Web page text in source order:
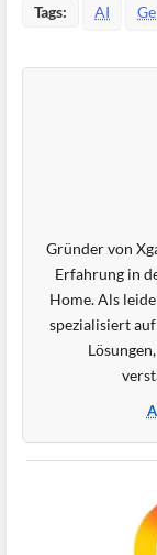
Tags: AI
Gründer von
Erfahrung in
Home. Als
spezialisiert